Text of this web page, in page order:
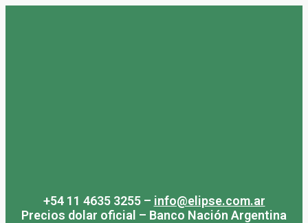
+54 11 4635 3255 – info@elipse.com.ar
Precios dolar oficial – Banco Nación Argentina